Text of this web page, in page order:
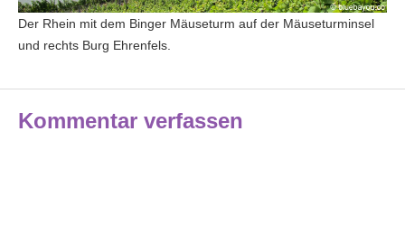
Der Rhein mit dem Binger Mäuseturm auf der Mäuseturminsel
und rechts Burg Ehrenfels.
Kommentar verfassen